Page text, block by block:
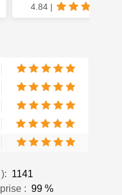
4.84 |
): 1141
: 99 %